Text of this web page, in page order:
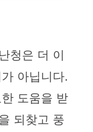
청은 더 이
아닙니다.
도움을 받
되찾고 풍